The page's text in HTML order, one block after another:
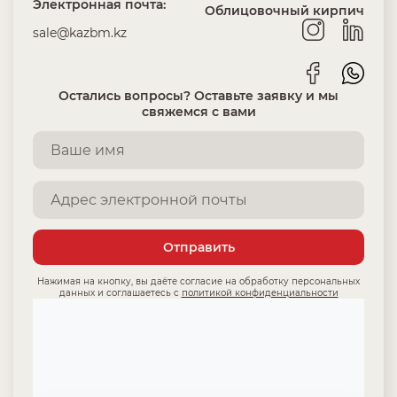
Электронная почта:
sale@kazbm.kz
Облицовочный кирпич
Остались вопросы? Оставьте заявку и мы
свяжемся с вами
Отправить
Нажимая на кнопку, вы даёте согласие на обработку персональных
данных и соглашаетесь с политикой конфиденциальности